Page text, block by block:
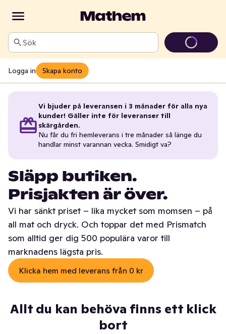
Sök
Logga in Skapa konto
Vi bjuder på leveransen i 3 månader för alla nya
kunder! Gäller inte för leveranser till
skärgården.
Nu får du fri hemleverans i tre månader så länge du
handlar minst varannan vecka. Smidigt va?
Släpp butiken.
Prisjakten är över.
Vi har sänkt priset – lika mycket som momsen – på
all mat och dryck. Och toppar det med Prismatch
som alltid ger dig 500 populära varor till
marknadens lägsta pris.
Klicka hem med leverans från 0 kr
Allt du kan behöva finns ett klick
bort